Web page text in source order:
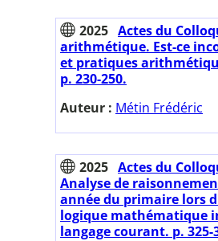
2025 Actes du
arithmétique. Est-ce
et pratiques
p. 230-250.
Auteur : Métin Frédéric
2025 Actes du
Analyse de
année du primaire lors
logique mathématique
langage courant. p. 325-